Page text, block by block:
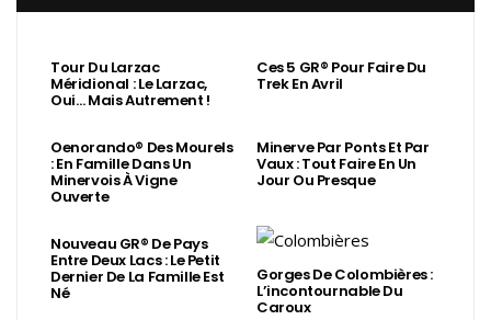
Tour Du Larzac
Méridional : Le Larzac,
Oui… Mais Autrement !
Ces 5 GR® Pour Faire Du
Trek En Avril
Oenorando® Des Mourels
: En Famille Dans Un
Minervois À Vigne
Ouverte
Minerve Par Ponts Et Par
Vaux : Tout Faire En Un
Jour Ou Presque
Nouveau GR® De Pays
Entre Deux Lacs : Le Petit
Dernier De La Famille Est
Né
Gorges De Colombières :
L’incontournable Du
Caroux